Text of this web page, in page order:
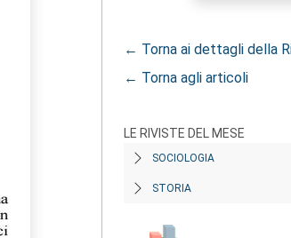
← Torna ai dettagli della
← Torna agli articoli
LE RIVISTE DEL MESE
SOCIOLOGIA
STORIA